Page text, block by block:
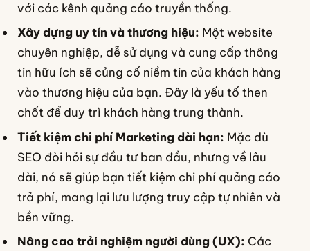
với các kênh quảng cáo truyền thống.
Xây dựng uy tín và thương hiệu: Một website
chuyên nghiệp, dễ sử dụng và cung cấp thông
tin hữu ích sẽ củng cố niềm tin của khách hàng
vào thương hiệu của bạn. Đây là yếu tố then
chốt để duy trì khách hàng trung thành.
Tiết kiệm chi phí Marketing dài hạn: Mặc dù
SEO đòi hỏi sự đầu tư ban đầu, nhưng về lâu
dài, nó sẽ giúp bạn tiết kiệm chi phí quảng cáo
trả phí, mang lại lưu lượng truy cập tự nhiên và
bền vững.
Nâng cao trải nghiệm người dùng (UX): Các